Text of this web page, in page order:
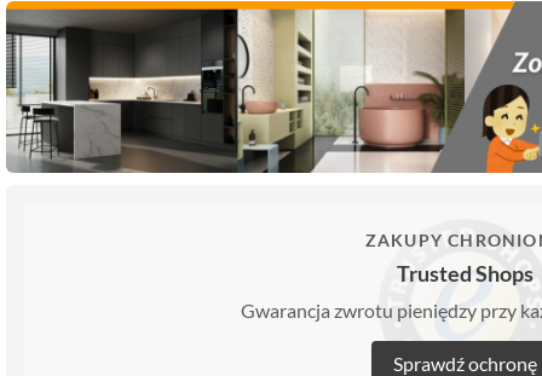
ZAKUPY
Trusted Shops
Gwarancja zwrotu pieniędzy przy
Sprawdź ochronę